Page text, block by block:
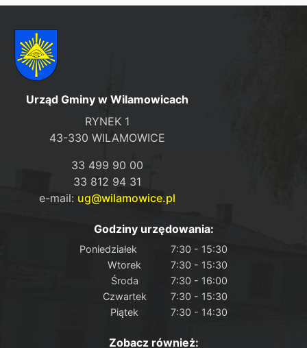
Urząd Gminy w Wilamowicach
RYNEK 1
43-330 WILAMOWICE
33 499 90 00
33 812 94 31
e-mail: ug@wilamowice.pl
Godziny urzędowania:
Poniedziałek
7:30 - 15:30
Wtorek
7:30 - 15:30
Środa
7:30 - 16:00
Czwartek
7:30 - 15:30
Piątek
7:30 - 14:30
Zobacz również: